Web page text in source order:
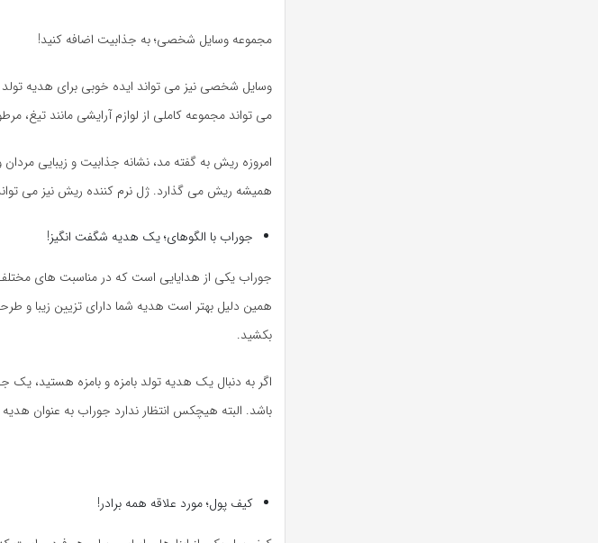
مجموعه وسایل شخصی؛ به جذابیت اضافه کنید!
وسایل شخصی نیز می تواند ایده خوبی برای هدیه
می تواند مجموعه کاملی از لوازم آرایشی مانند تیغ،
امروزه ریش به گفته مد، نشانه جذابیت و زیبایی
همیشه ریش می گذارد. ژل نرم کننده ریش نیز می
جوراب با الگوهای؛ یک هدیه شگفت انگیز!
جوراب یکی از هدایایی است که در مناسبت های مختلف
همین دلیل بهتر است هدیه شما دارای تزیین زیبا و
بکشید.
اگر به دنبال یک هدیه تولد بامزه و بامزه هستید، یک
باشد. البته هیچکس انتظار ندارد جوراب به عنوان
کیف پول؛ مورد علاقه همه برادر!